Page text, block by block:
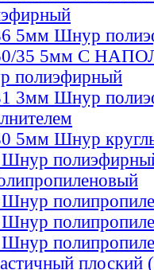
5мм Шнур
35 5мм С
полиэфирный
3мм Шнур
5мм Шнур
плоский